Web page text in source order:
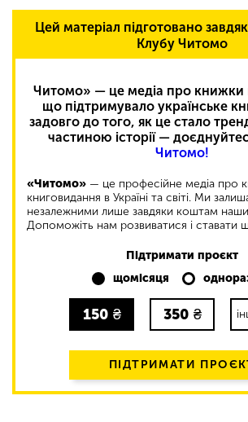
Цей матеріал підготовано
Клубу Читомо
Читомо» — це медіа про книжки
що підтримувало українське
задовго до того, як це стало
частиною історії —
Читомо!
«Читомо» — це професійне медіа про
книговидання в Україні та світі. Ми
незалежними лише завдяки коштам
Допоможіть нам розвиватися і ставати
Підтримати проєкт
щомісяця
150 ₴ 350 ₴
ПІДТРИМАТИ